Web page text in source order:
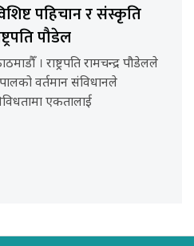
पहिचान र संस्कृति
पौडेल
। राष्ट्रपति रामचन्द्र पौडेलले
वर्तमान संविधानले
एकतालाई